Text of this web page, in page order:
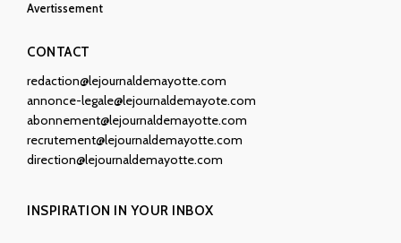
Avertissement
CONTACT
redaction@lejournaldemayotte.com
annonce-legale@lejournaldemayote.com
abonnement@lejournaldemayotte.com
recrutement@lejournaldemayotte.com
direction@lejournaldemayotte.com
INSPIRATION IN YOUR INBOX